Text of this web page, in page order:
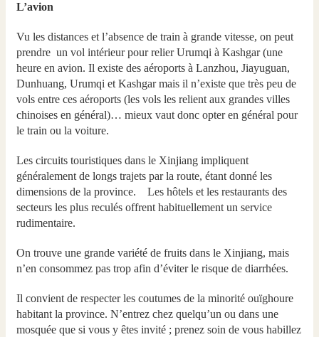
L’avion
Vu les distances et l’absence de train à grande vitesse, on peut
prendre un vol intérieur pour relier Urumqi à Kashgar (une
heure en avion. Il existe des aéroports à Lanzhou, Jiayuguan,
Dunhuang, Urumqi et Kashgar mais il n’existe que très peu de
vols entre ces aéroports (les vols les relient aux grandes villes
chinoises en général)… mieux vaut donc opter en général pour
le train ou la voiture.
Les circuits touristiques dans le Xinjiang impliquent
généralement de longs trajets par la route, étant donné les
dimensions de la province. Les hôtels et les restaurants des
secteurs les plus reculés offrent habituellement un service
rudimentaire.
On trouve une grande variété de fruits dans le Xinjiang, mais
n’en consommez pas trop afin d’éviter le risque de diarrhées.
Il convient de respecter les coutumes de la minorité ouïghoure
habitant la province. N’entrez chez quelqu’un ou dans une
mosquée que si vous y êtes invité ; prenez soin de vous habillez